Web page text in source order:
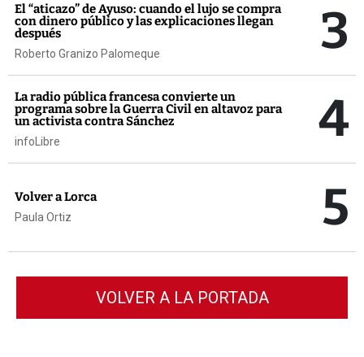
El “aticazo” de Ayuso: cuando el lujo se compra
con dinero público y las explicaciones llegan
después
Roberto Granizo Palomeque 3
La radio pública francesa convierte un
programa sobre la Guerra Civil en altavoz para
un activista contra Sánchez
infoLibre 4
Volver a Lorca
Paula Ortiz 5
VOLVER A LA PORTADA